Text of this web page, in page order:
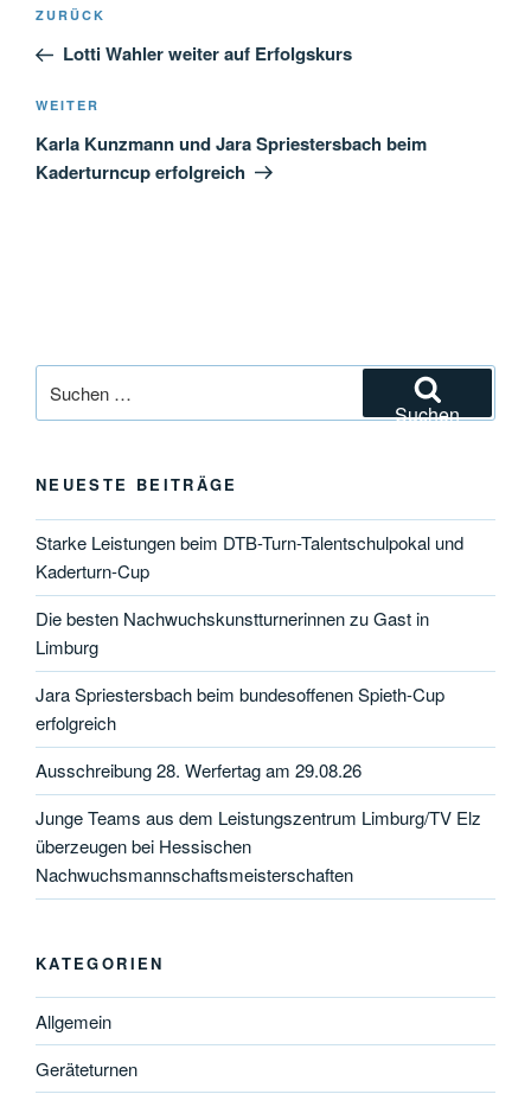
Vorheriger
Beitrag
ZURÜCK
Lotti Wahler weiter auf Erfolgskurs
Nächster
Beitrag
WEITER
Karla Kunzmann und Jara Spriestersbach beim
Kaderturncup erfolgreich
nach:
Suchen
NEUESTE BEITRÄGE
Starke Leistungen beim DTB-Turn-Talentschulpokal und
Kaderturn-Cup
Die besten Nachwuchskunstturnerinnen zu Gast in
Limburg
Jara Spriestersbach beim bundesoffenen Spieth-Cup
erfolgreich
Ausschreibung 28. Werfertag am 29.08.26
Junge Teams aus dem Leistungszentrum Limburg/TV Elz
überzeugen bei Hessischen
Nachwuchsmannschaftsmeisterschaften
KATEGORIEN
Allgemein
Geräteturnen